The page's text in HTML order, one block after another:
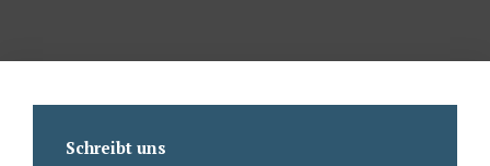
Schreibt uns